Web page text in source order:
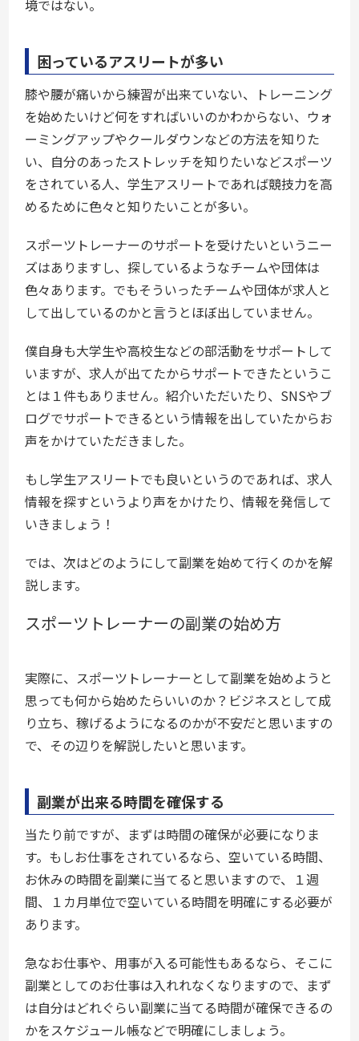
境ではない。
困っているアスリートが多い
膝や腰が痛いから練習が出来ていない、トレーニング
を始めたいけど何をすればいいのかわからない、ウォ
ーミングアップやクールダウンなどの方法を知りた
い、自分のあったストレッチを知りたいなどスポーツ
をされている人、学生アスリートであれば競技力を高
めるために色々と知りたいことが多い。
スポーツトレーナーのサポートを受けたいというニー
ズはありますし、探しているようなチームや団体は
色々あります。でもそういったチームや団体が求人と
して出しているのかと言うとほぼ出していません。
僕自身も大学生や高校生などの部活動をサポートして
いますが、求人が出てたからサポートできたというこ
とは１件もありません。紹介いただいたり、SNSやブ
ログでサポートできるという情報を出していたからお
声をかけていただきました。
もし学生アスリートでも良いというのであれば、求人
情報を探すというより声をかけたり、情報を発信して
いきましょう！
では、次はどのようにして副業を始めて行くのかを解
説します。
スポーツトレーナーの副業の始め方
実際に、スポーツトレーナーとして副業を始めようと
思っても何から始めたらいいのか？ビジネスとして成
り立ち、稼げるようになるのかが不安だと思いますの
で、その辺りを解説したいと思います。
副業が出来る時間を確保する
当たり前ですが、まずは時間の確保が必要になりま
す。もしお仕事をされているなら、空いている時間、
お休みの時間を副業に当てると思いますので、１週
間、１カ月単位で空いている時間を明確にする必要が
あります。
急なお仕事や、用事が入る可能性もあるなら、そこに
副業としてのお仕事は入れれなくなりますので、まず
は自分はどれぐらい副業に当てる時間が確保できるの
かをスケジュール帳などで明確にしましょう。